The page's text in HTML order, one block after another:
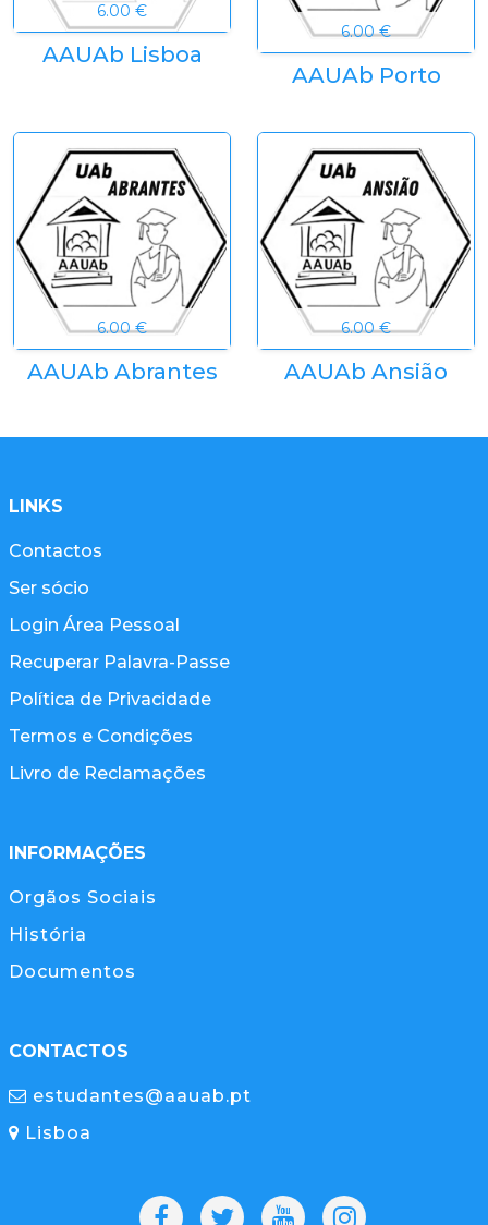
6.00 €
AAUAb Lisboa
6.00 €
AAUAb Porto
6.00 €
AAUAb Abrantes
6.00 €
AAUAb Ansião
LINKS
Contactos
Ser sócio
Login Área Pessoal
Recuperar Palavra-Passe
Política de Privacidade
Termos e Condições
Livro de Reclamações
INFORMAÇÕES
Orgãos Sociais
História
Documentos
CONTACTOS
estudantes@aauab.pt
Lisboa